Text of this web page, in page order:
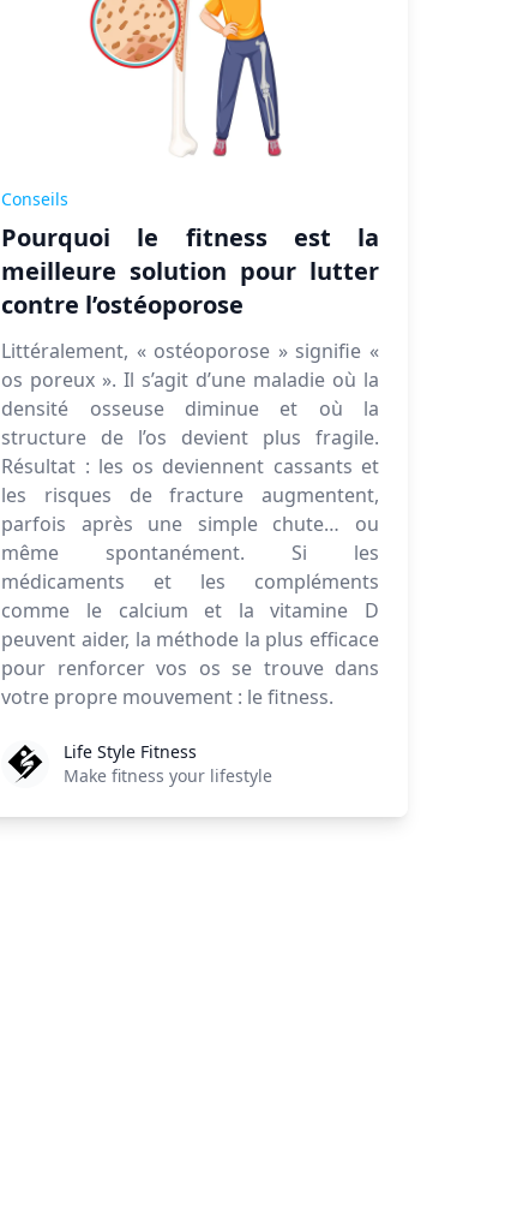
Conseils
Pourquoi le fitness est la
meilleure solution pour lutter
contre l’ostéoporose
Littéralement, « ostéoporose » signifie «
os poreux ». Il s’agit d’une maladie où la
densité osseuse diminue et où la
structure de l’os devient plus fragile.
Résultat : les os deviennent cassants et
les risques de fracture augmentent,
parfois après une simple chute… ou
même spontanément. Si les
médicaments et les compléments
comme le calcium et la vitamine D
peuvent aider, la méthode la plus efficace
pour renforcer vos os se trouve dans
votre propre mouvement : le fitness.
Life Style Fitness
Life Style Fitness
Make fitness your lifestyle